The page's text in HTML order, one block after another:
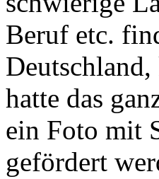
Beruf etc.
hatte das
ein Foto mit
gefördert